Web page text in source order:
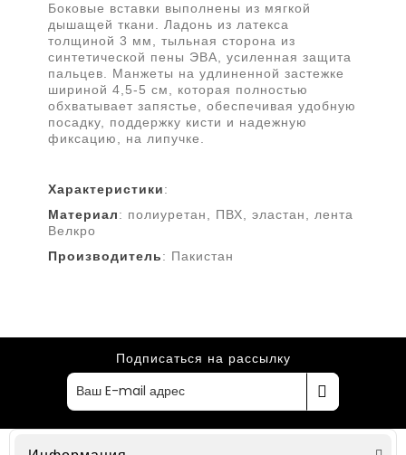
Боковые вставки выполнены из мягкой
дышащей ткани. Ладонь из латекса
толщиной 3 мм, тыльная сторона из
синтетической пены ЭВА, усиленная защита
пальцев. Манжеты на удлиненной застежке
шириной 4,5-5 см, которая полностью
обхватывает запястье, обеспечивая удобную
посадку, поддержку кисти и надежную
фиксацию, на липучке.
Характеристики:
Материал: полиуретан, ПВХ, эластан, лента
Велкро
Производитель: Пакистан
Подписаться на рассылку